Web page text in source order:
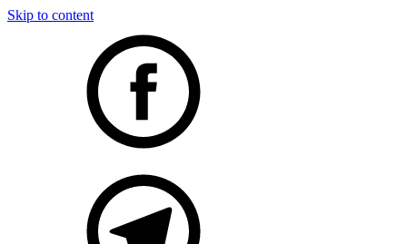
Skip to content